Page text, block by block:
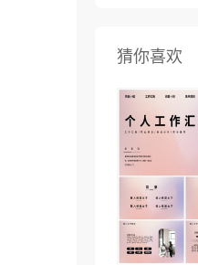
猜你喜欢